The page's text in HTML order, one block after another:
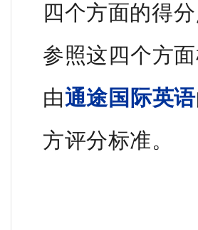
四个方面的得
参照这四个方
由通途国际英语
方评分标准。